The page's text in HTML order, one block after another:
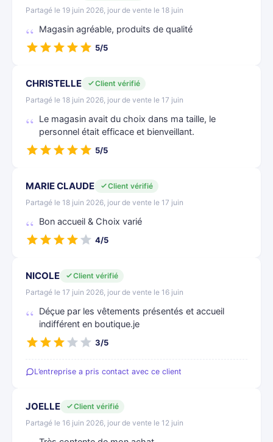
Partagé le 19 juin 2026, jour de vente le 18 juin
Magasin agréable, produits de qualité
5/5
CHRISTELLE
Client vérifié
Partagé le 18 juin 2026, jour de vente le 17 juin
Le magasin avait du choix dans ma taille, le
personnel était efficace et bienveillant.
5/5
MARIE CLAUDE
Client vérifié
Partagé le 18 juin 2026, jour de vente le 17 juin
Bon accueil & Choix varié
4/5
NICOLE
Client vérifié
Partagé le 17 juin 2026, jour de vente le 16 juin
Déçue par les vêtements présentés et accueil
indifférent en boutique.je
3/5
L’entreprise a pris contact avec ce client
JOELLE
Client vérifié
Partagé le 16 juin 2026, jour de vente le 12 juin